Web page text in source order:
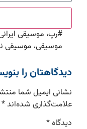
#رپ، موسیقی
موسیقی، موسیقی
دیدگاهتان را
نشانی ایمیل شما
علامت‌گذاری شده‌اند*
دیدگاه*